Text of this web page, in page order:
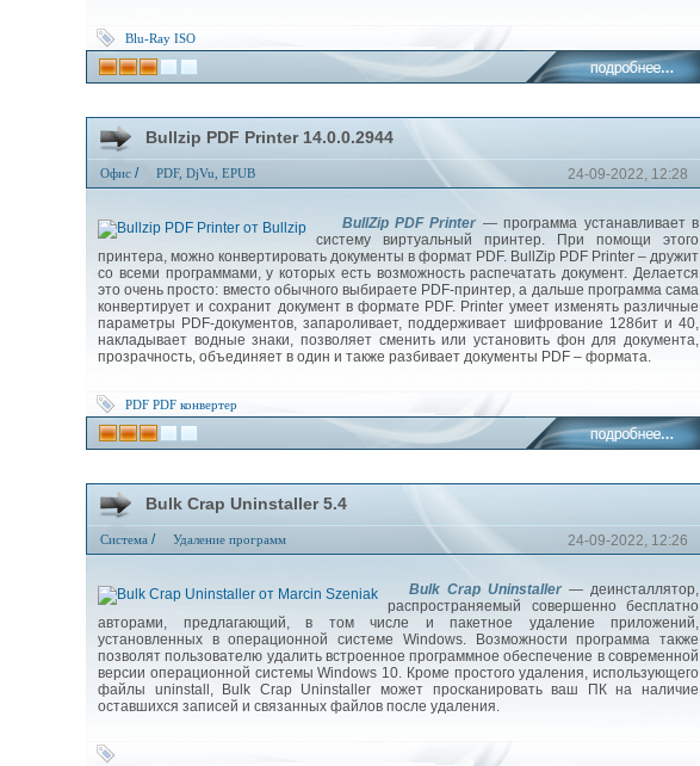
Blu-Ray ISO
Bullzip PDF Printer 14.0.0.2944
Офис / PDF, DjVu, EPUB 24-09-2022, 12:28
BullZip PDF Printer — программа устанавливает в
систему виртуальный принтер. При помощи этого
принтера, можно конвертировать документы в формат PDF. BullZip PDF Printer – дружит
со всеми программами, у которых есть возможность распечатать документ. Делается
это очень просто: вместо обычного выбираете PDF-принтер, а дальше программа сама
конвертирует и сохранит документ в формате PDF. Printer умеет изменять различные
параметры PDF-документов, запароливает, поддерживает шифрование 128бит и 40,
накладывает водные знаки, позволяет сменить или установить фон для документа,
прозрачность, объединяет в один и также разбивает документы PDF – формата.
PDF PDF конвертер
Bulk Crap Uninstaller 5.4
Система / Удаление программ 24-09-2022, 12:26
Bulk Crap Uninstaller — деинсталлятор,
распространяемый совершенно бесплатно
авторами, предлагающий, в том числе и пакетное удаление приложений,
установленных в операционной системе Windows. Возможности программа также
позволят пользователю удалить встроенное программное обеспечение в современной
версии операционной системы Windows 10. Кроме простого удаления, использующего
файлы uninstall, Bulk Crap Uninstaller может просканировать ваш ПК на наличие
оставшихся записей и связанных файлов после удаления.